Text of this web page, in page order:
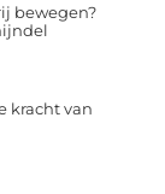
bewegen?
kracht van